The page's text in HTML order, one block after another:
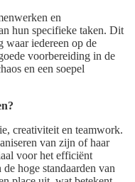
en
hun specifieke taken. Dit
waar iedereen op de
voorbereiding in de
en een soepel
creativiteit en teamwork.
van zijn of haar
voor het efficiënt
hoge standaarden van